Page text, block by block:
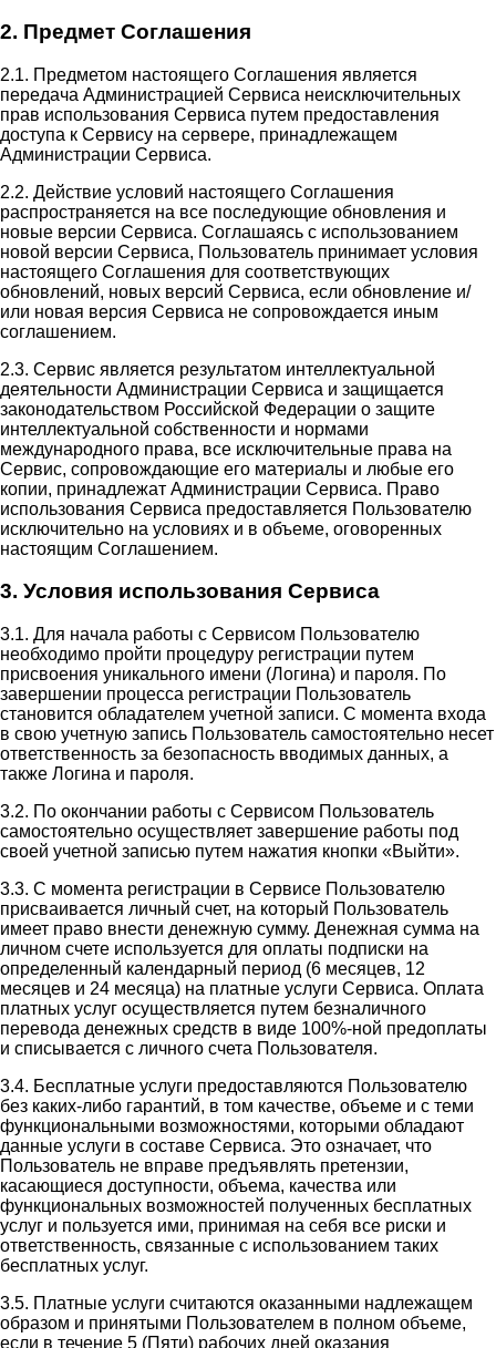
2. Предмет Соглашения
2.1. Предметом настоящего Соглашения является
передача Администрацией Сервиса неисключительных
прав использования Сервиса путем предоставления
доступа к Сервису на сервере, принадлежащем
Администрации Сервиса.
2.2. Действие условий настоящего Соглашения
распространяется на все последующие обновления и
новые версии Сервиса. Соглашаясь с использованием
новой версии Сервиса, Пользователь принимает условия
настоящего Соглашения для соответствующих
обновлений, новых версий Сервиса, если обновление и/
или новая версия Сервиса не сопровождается иным
соглашением.
2.3. Сервис является результатом интеллектуальной
деятельности Администрации Сервиса и защищается
законодательством Российской Федерации о защите
интеллектуальной собственности и нормами
международного права, все исключительные права на
Сервис, сопровождающие его материалы и любые его
копии, принадлежат Администрации Сервиса. Право
использования Сервиса предоставляется Пользователю
исключительно на условиях и в объеме, оговоренных
настоящим Соглашением.
3. Условия использования Сервиса
3.1. Для начала работы с Сервисом Пользователю
необходимо пройти процедуру регистрации путем
присвоения уникального имени (Логина) и пароля. По
завершении процесса регистрации Пользователь
становится обладателем учетной записи. С момента входа
в свою учетную запись Пользователь самостоятельно несет
ответственность за безопасность вводимых данных, а
также Логина и пароля.
3.2. По окончании работы с Сервисом Пользователь
самостоятельно осуществляет завершение работы под
своей учетной записью путем нажатия кнопки «Выйти».
3.3. С момента регистрации в Сервисе Пользователю
присваивается личный счет, на который Пользователь
имеет право внести денежную сумму. Денежная сумма на
личном счете используется для оплаты подписки на
определенный календарный период (6 месяцев, 12
месяцев и 24 месяца) на платные услуги Сервиса. Оплата
платных услуг осуществляется путем безналичного
перевода денежных средств в виде 100%-ной предоплаты
и списывается с личного счета Пользователя.
3.4. Бесплатные услуги предоставляются Пользователю
без каких-либо гарантий, в том качестве, объеме и с теми
функциональными возможностями, которыми обладают
данные услуги в составе Сервиса. Это означает, что
Пользователь не вправе предъявлять претензии,
касающиеся доступности, объема, качества или
функциональных возможностей полученных бесплатных
услуг и пользуется ими, принимая на себя все риски и
ответственность, связанные с использованием таких
бесплатных услуг.
3.5. Платные услуги считаются оказанными надлежащем
образом и принятыми Пользователем в полном объеме,
если в течение 5 (Пяти) рабочих дней оказания